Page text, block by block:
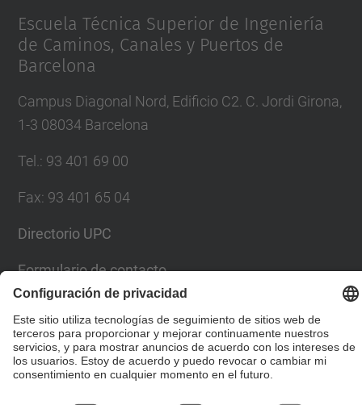
Escuela Técnica Superior de Ingeniería
de Caminos, Canales y Puertos de
Barcelona
Campus Diagonal Nord, Edificio C2. C. Jordi Girona,
1-3 08034 Barcelona
Tel. : 93 401 69 00
Fax: 93 401 65 04
Directorio UPC
Formulario de contacto
© UPCEscuela Técnica Superior de Ingenieros de Caminos,
Canales y Puertos de Barcelona